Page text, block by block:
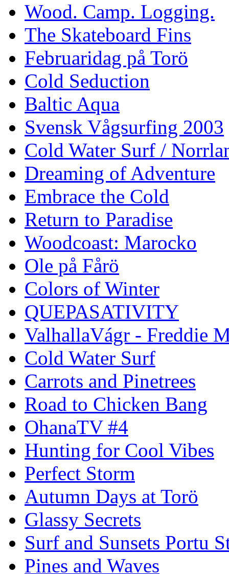
Wood. Camp. Logging.
The Skateboard Fins
Februaridag på Torö
Cold Seduction
Baltic Aqua
Svensk Vågsurfing 2003
Cold Water Surf /
Dreaming of Adventure
Embrace the Cold
Return to Paradise
Woodcoast: Marocko
Ole på Fårö
Colors of Winter
QUEPASATIVITY
ValhallaVágr - Freddie
Cold Water Surf
Carrots and Pinetrees
Road to Chicken Bang
OhanaTV #4
Hunting for Cool Vibes
Perfect Storm
Autumn Days at Torö
Glassy Secrets
Surf and Sunsets Portu
Pines and Waves